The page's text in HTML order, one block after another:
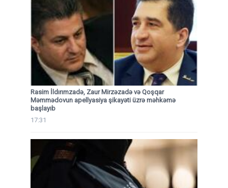
Rasim İldırımzadə, Zaur Mirzəzadə və Qoşqar
Məmmədovun apellyasiya şikayəti üzrə məhkəmə
başlayıb
17:31